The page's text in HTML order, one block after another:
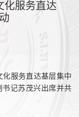
化服务直达
化服务直达基层集中
记苏茂兴出席并共